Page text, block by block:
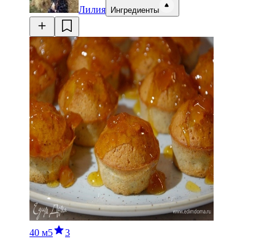
Лилия Ингредиенты
40 м5 3